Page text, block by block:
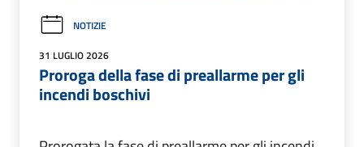
NOTIZIE
31 LUGLIO 2026
Proroga della fase di preallarme per gli
incendi boschivi